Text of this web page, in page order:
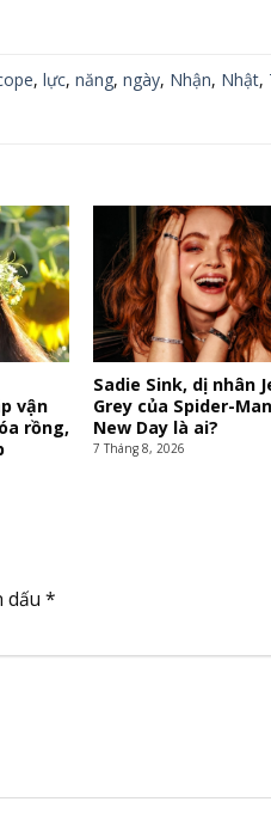
, lực, năng, ngày, Nhận, Nhật,
vận
rồng,
Sadie Sink, dị nhân
Grey của Spider-
New Day là ai?
7 Tháng 8, 2026
dấu *